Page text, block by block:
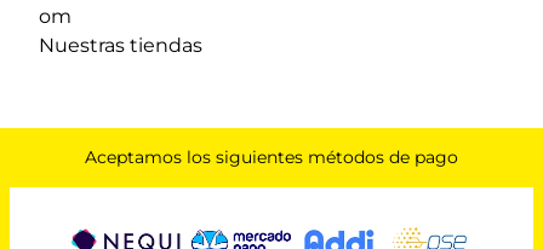
om
Nuestras tiendas
Aceptamos los siguientes métodos de pago